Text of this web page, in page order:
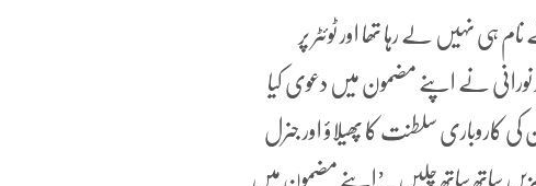
ہی نہیں لے رہا تھا اور ٹوئٹر پر
نورانی نے اپنے مضمون میں دعوی کیا
کاروباری سلطنت کا پھیلاؤ اور جنرل
ساتھ ساتھ چلیں۔’اپنے مضمون میں